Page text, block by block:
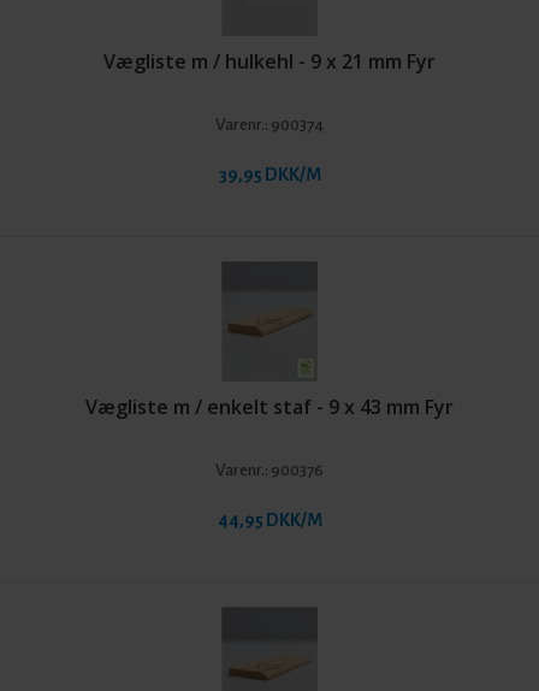
Vægliste m / hulkehl - 9 x 21 mm Fyr
Varenr.: 900374
39,95 DKK/M
Vægliste m / enkelt staf - 9 x 43 mm Fyr
Varenr.: 900376
44,95 DKK/M